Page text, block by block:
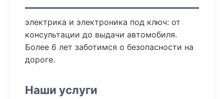
электрика и электроника под ключ: от
консультации до выдачи автомобиля.
Более 6 лет заботимся о безопасности на
дороге.
Наши услуги